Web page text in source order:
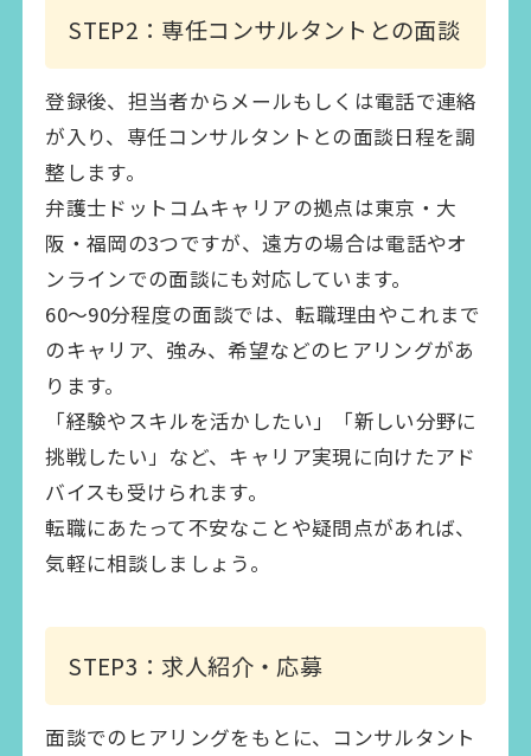
STEP2：専任コンサルタントとの面談
登録後、担当者からメールもしくは電話で連絡
が入り、専任コンサルタントとの面談日程を調
整します。
弁護士ドットコムキャリアの拠点は東京・大
阪・福岡の3つですが、遠方の場合は電話やオ
ンラインでの面談にも対応しています。
60～90分程度の面談では、転職理由やこれまで
のキャリア、強み、希望などのヒアリングがあ
ります。
「経験やスキルを活かしたい」「新しい分野に
挑戦したい」など、キャリア実現に向けたアド
バイスも受けられます。
転職にあたって不安なことや疑問点があれば、
気軽に相談しましょう。
STEP3：求人紹介・応募
面談でのヒアリングをもとに、コンサルタント